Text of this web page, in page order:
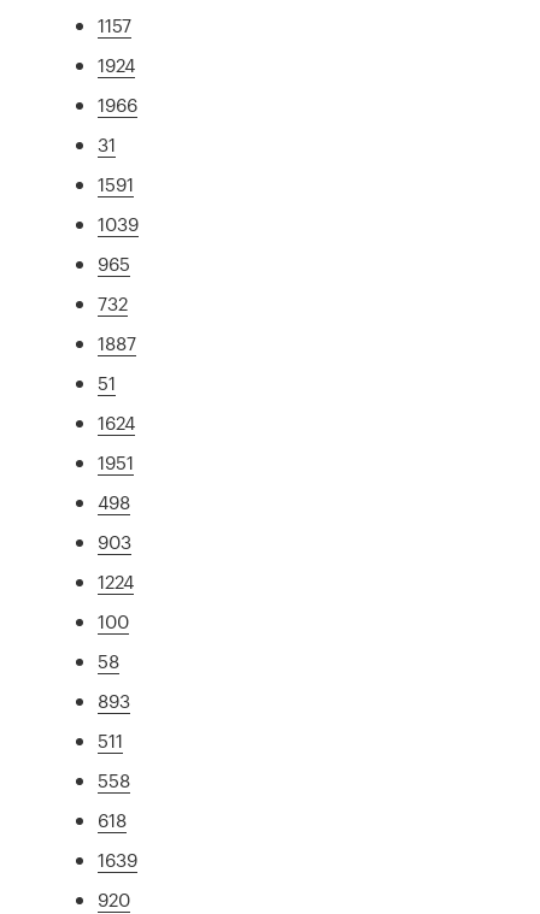
1157
1924
1966
31
1591
1039
965
732
1887
51
1624
1951
498
903
1224
100
58
893
511
558
618
1639
920